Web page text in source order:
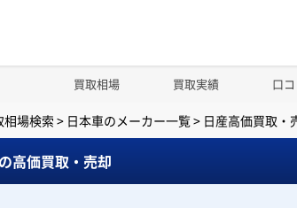
買取相場 買取実績 口
相場検索 > 日本車のメーカー一覧> 日産高価買取・
高価買取・売却